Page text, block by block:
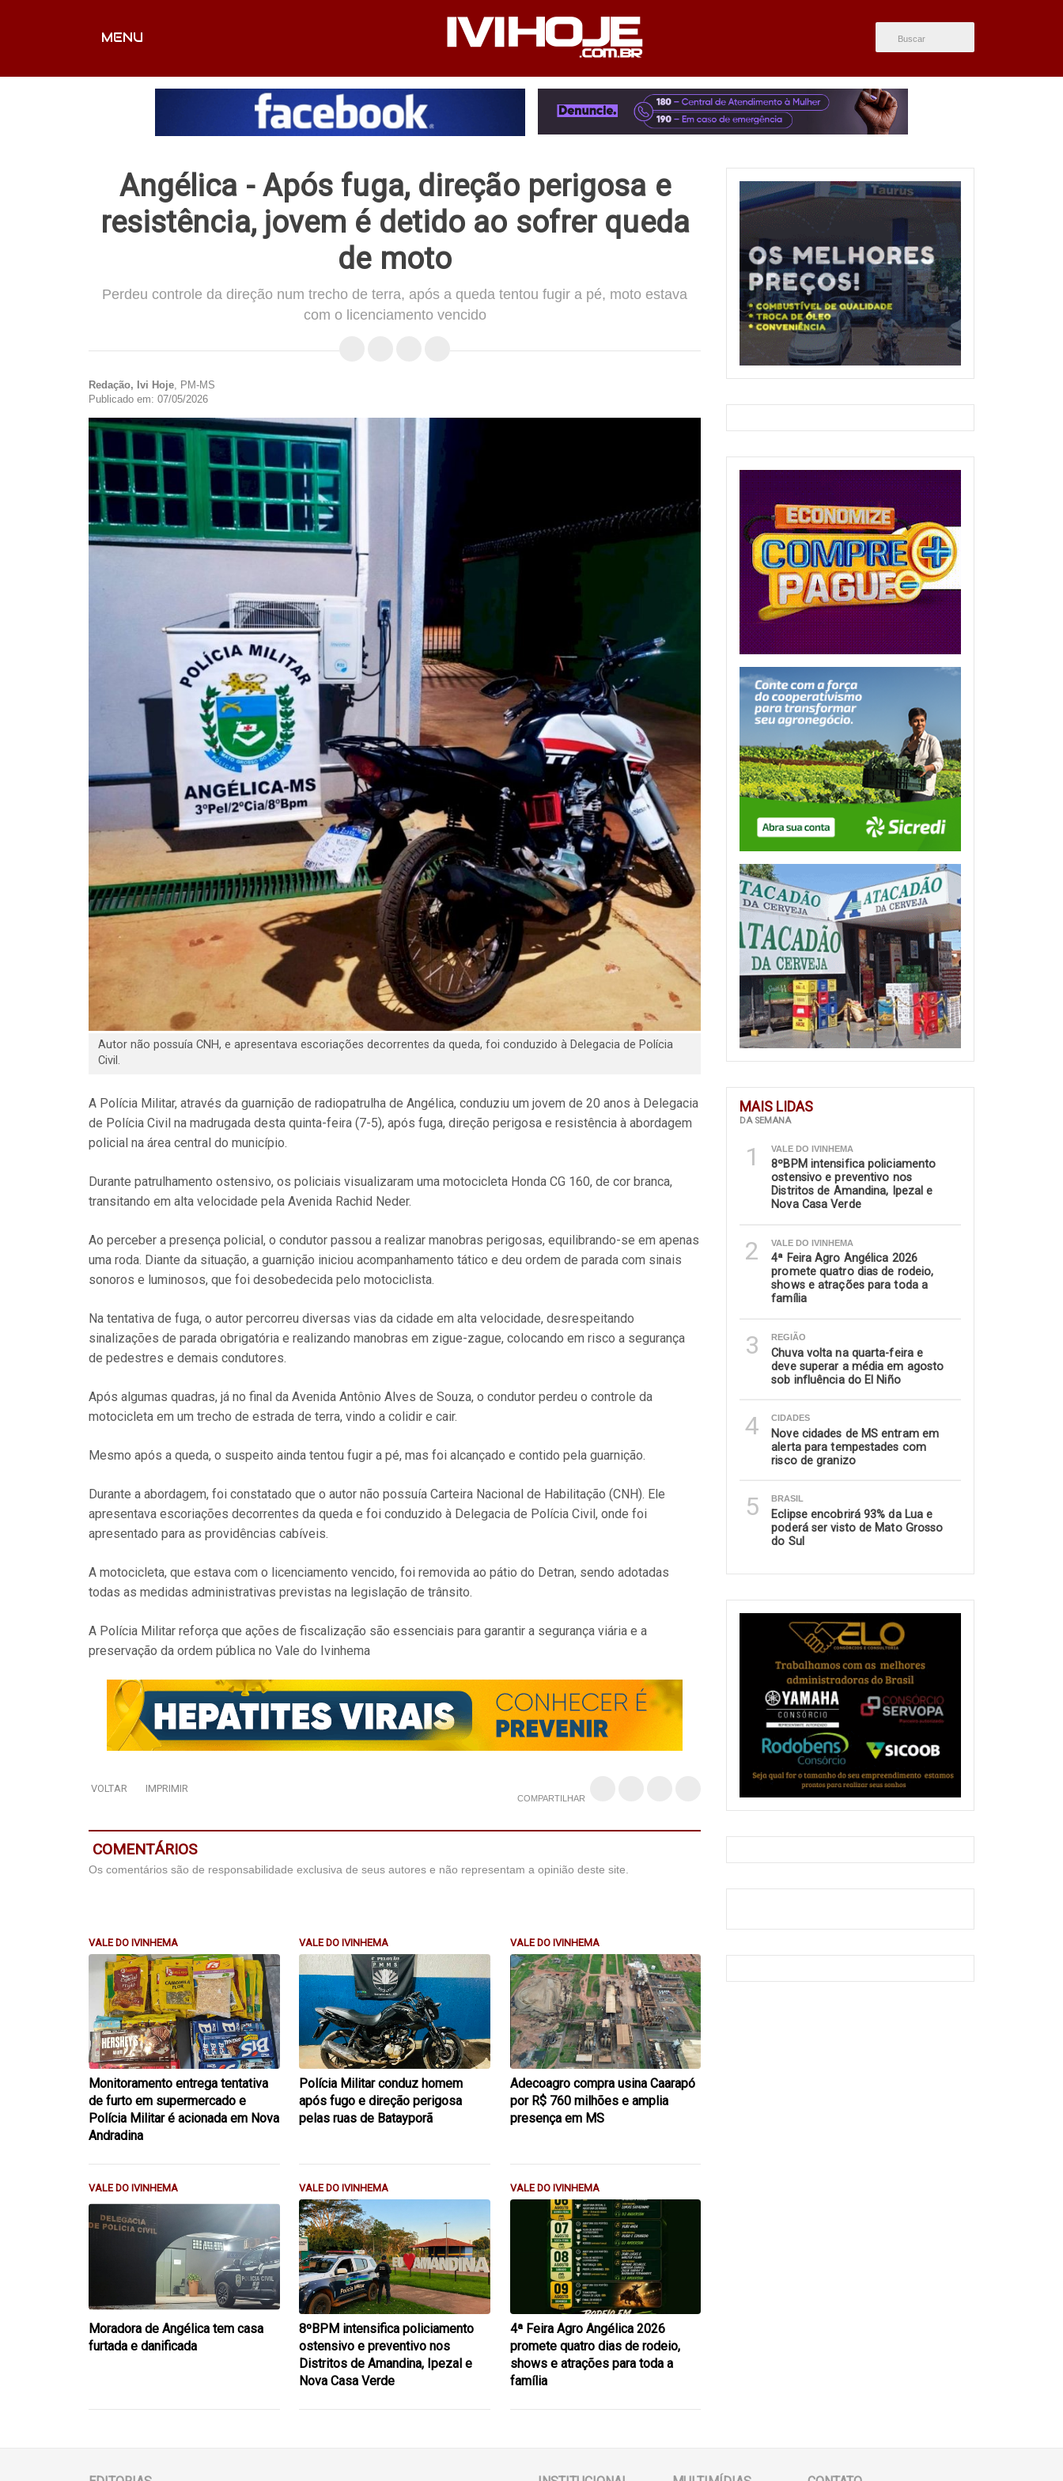
MENU
FALE CONOSCO
Angélica - Após fuga, direção perigosa e
resistência, jovem é detido ao sofrer queda
de moto
Perdeu controle da direção num trecho de terra, após a queda tentou fugir a pé, moto estava
com o licenciamento vencido
MAIS LIDAS
DA SEMANA
1 VALE DO IVINHEMA
8ºBPM intensifica policiamento
ostensivo e preventivo nos
Distritos de Amandina, Ipezal e
Nova Casa Verde
2 VALE DO IVINHEMA
4ª Feira Agro Angélica 2026
promete quatro dias de rodeio,
shows e atrações para toda a
família
3 REGIÃO
Chuva volta na quarta-feira e
deve superar a média em agosto
sob influência do El Niño
4 CIDADES
Nove cidades de MS entram em
alerta para tempestades com
risco de granizo
5 BRASIL
Eclipse encobrirá 93% da Lua e
poderá ser visto de Mato Grosso
do Sul
Redação, Ivi Hoje, PM-MS
Publicado em: 07/05/2026
Autor não possuía CNH, e apresentava escoriações decorrentes da queda, foi conduzido à Delegacia de Polícia
Civil.
A Polícia Militar, através da guarnição de radiopatrulha de Angélica, conduziu um jovem de 20 anos à Delegacia
de Polícia Civil na madrugada desta quinta-feira (7-5), após fuga, direção perigosa e resistência à abordagem
policial na área central do município.
Durante patrulhamento ostensivo, os policiais visualizaram uma motocicleta Honda CG 160, de cor branca,
transitando em alta velocidade pela Avenida Rachid Neder.
Ao perceber a presença policial, o condutor passou a realizar manobras perigosas, equilibrando-se em apenas
uma roda. Diante da situação, a guarnição iniciou acompanhamento tático e deu ordem de parada com sinais
sonoros e luminosos, que foi desobedecida pelo motociclista.
Na tentativa de fuga, o autor percorreu diversas vias da cidade em alta velocidade, desrespeitando
sinalizações de parada obrigatória e realizando manobras em zigue-zague, colocando em risco a segurança
de pedestres e demais condutores.
Após algumas quadras, já no final da Avenida Antônio Alves de Souza, o condutor perdeu o controle da
motocicleta em um trecho de estrada de terra, vindo a colidir e cair.
Mesmo após a queda, o suspeito ainda tentou fugir a pé, mas foi alcançado e contido pela guarnição.
Durante a abordagem, foi constatado que o autor não possuía Carteira Nacional de Habilitação (CNH). Ele
apresentava escoriações decorrentes da queda e foi conduzido à Delegacia de Polícia Civil, onde foi
apresentado para as providências cabíveis.
A motocicleta, que estava com o licenciamento vencido, foi removida ao pátio do Detran, sendo adotadas
todas as medidas administrativas previstas na legislação de trânsito.
A Polícia Militar reforça que ações de fiscalização são essenciais para garantir a segurança viária e a
preservação da ordem pública no Vale do Ivinhema
VOLTAR IMPRIMIR
COMPARTILHAR
COMENTÁRIOS
Os comentários são de responsabilidade exclusiva de seus autores e não representam a opinião deste site.
VALE DO IVINHEMA
Monitoramento entrega tentativa
de furto em supermercado e
Polícia Militar é acionada em Nova
Andradina
VALE DO IVINHEMA
Polícia Militar conduz homem
após fugo e direção perigosa
pelas ruas de Batayporã
VALE DO IVINHEMA
Adecoagro compra usina Caarapó
por R$ 760 milhões e amplia
presença em MS
VALE DO IVINHEMA
Moradora de Angélica tem casa
furtada e danificada
VALE DO IVINHEMA
8ºBPM intensifica policiamento
ostensivo e preventivo nos
Distritos de Amandina, Ipezal e
Nova Casa Verde
VALE DO IVINHEMA
4ª Feira Agro Angélica 2026
promete quatro dias de rodeio,
shows e atrações para toda a
família